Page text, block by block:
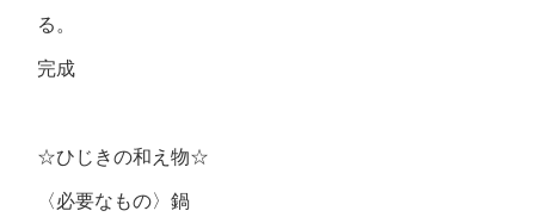
る。
完成
☆ひじきの和え物☆
〈必要なもの〉鍋